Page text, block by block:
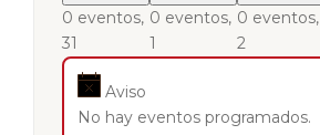
0 eventos,
31
0 eventos,
1
0 eventos,
2
Aviso
No hay eventos programados.